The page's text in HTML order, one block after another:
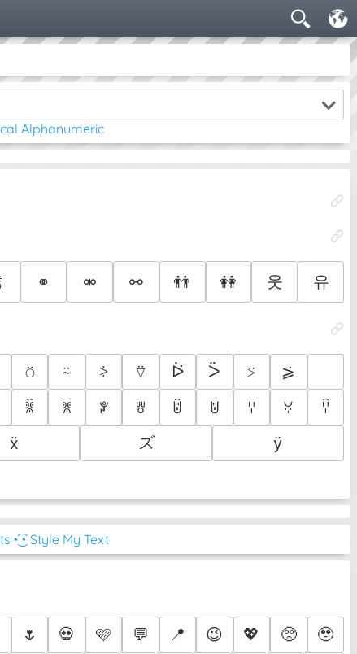
Alphanumeric
⚭ ⚮ ⚯ 👬 👭 웃 유
⍥ ⍨ ⸖ ⍢ ᐖ ᐵ ⍩ ⪂
ꐠ ꐡ ꐕ ꉕ ꌇ ꌈ ꈌ ꃼ
ꈋ
ẍ ズ ÿ
◔͜͡◔ Style My Text
🌷 💀 🩷 💬 📍 😉 💖 🥺
🥹